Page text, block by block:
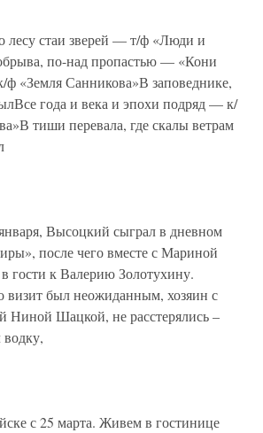
лесу стаи зверей — т/ф «Люди и
по-над пропастью — «Кони
ф «Земля Санникова»В заповеднике,
года и века и эпохи подряд — к/
тиши перевала, где скалы ветрам
Высоцкий сыграл в дневном
после чего вместе с Мариной
гости к Валерию Золотухину.
визит был неожиданным, хозяин с
Ниной Шацкой, не расстерялись –
с 25 марта. Живем в гостинице